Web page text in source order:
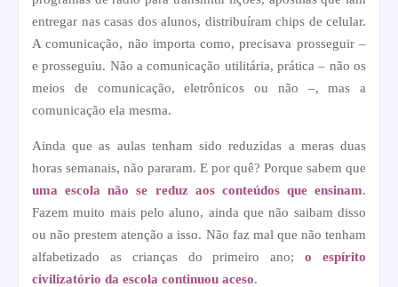
entregar nas casas dos alunos, distribuíram chips de celular.
A comunicação, não importa como, precisava prosseguir –
e prosseguiu. Não a comunicação utilitária, prática – não os
meios de comunicação, eletrônicos ou não –, mas a
comunicação ela mesma.
Ainda que as aulas tenham sido reduzidas a meras duas
horas semanais, não pararam. E por quê? Porque sabem que
uma escola não se reduz aos conteúdos que ensinam.
Fazem muito mais pelo aluno, ainda que não saibam disso
ou não prestem atenção a isso. Não faz mal que não tenham
alfabetizado as crianças do primeiro ano;o espírito
civilizatório da escola continuou aceso.